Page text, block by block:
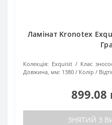
Ламінат Kronotex
Колекція: Exquisit Клас
Довжина, мм: 1380 Колір /
ЗНЯТИЙ З